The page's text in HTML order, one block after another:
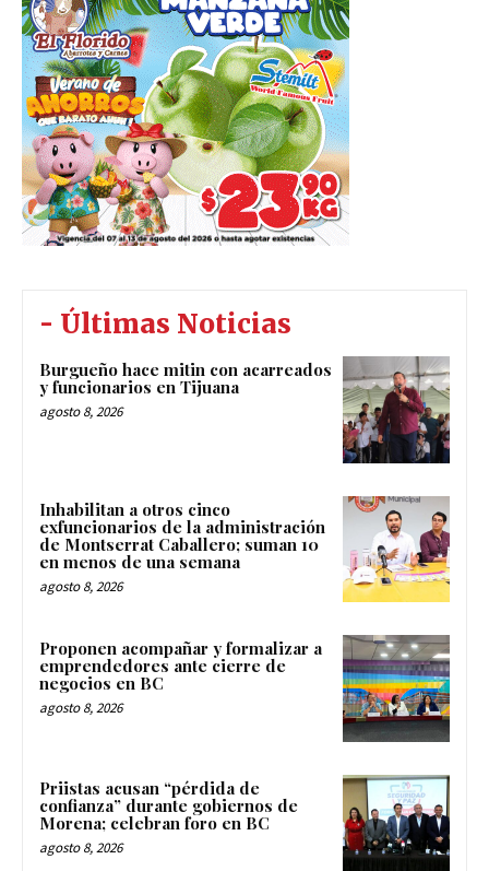
- Últimas Noticias
Burgueño hace mitin con acarreados
y funcionarios en Tijuana
agosto 8, 2026
Inhabilitan a otros cinco
exfuncionarios de la administración
de Montserrat Caballero; suman 10
en menos de una semana
agosto 8, 2026
Proponen acompañar y formalizar a
emprendedores ante cierre de
negocios en BC
agosto 8, 2026
Priistas acusan “pérdida de
confianza” durante gobiernos de
Morena; celebran foro en BC
agosto 8, 2026